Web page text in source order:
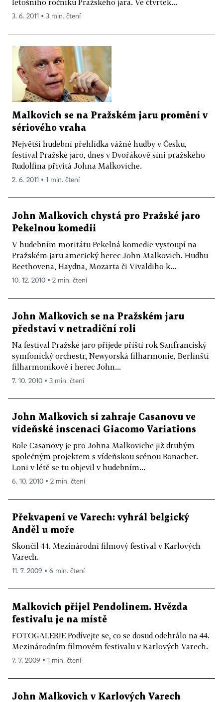
3. 6. 2011 ▪ 3 min. čtení
Malkovich se na Pražském jaru promění v
sériového vraha
Největší hudební přehlídka vážné hudby v Česku,
festival Pražské jaro, dnes v Dvořákově síni pražského
Rudolfina přivítá Johna Malkoviche.
2. 6. 2011 ▪ 1 min. čtení
John Malkovich chystá pro Pražské jaro
Pekelnou komedii
V hudebním moritátu Pekelná komedie vystoupí na
Pražském jaru americký herec John Malkovich. Hudbu
Beethovena, Haydna, Mozarta či Vivaldiho k...
10. 12. 2010 ▪ 2 min. čtení
John Malkovich se na Pražském jaru
představí v netradiční roli
Na festival Pražské jaro přijede příští rok Sanfranciský
symfonický orchestr, Newyorská filharmonie, Berlínští
filharmonikové i herec John...
7. 10. 2010 ▪ 3 min. čtení
John Malkovich si zahraje Casanovu ve
vídeňské inscenaci Giacomo Variations
Role Casanovy je pro Johna Malkoviche již druhým
společným projektem s vídeňskou scénou Ronacher.
Loni v létě se tu objevil v hudebním...
6. 10. 2010 ▪ 2 min. čtení
Překvapení ve Varech: vyhrál belgický
Anděl u moře
Skončil 44. Mezinárodní filmový festival v Karlových
Varech.
11. 7. 2009 ▪ 6 min. čtení
Malkovich přijel Pendolinem. Hvězda
festivalu je na místě
FOTOGALERIE Podívejte se, co se dosud odehrálo na 44.
Mezinárodním filmovém festivalu v Karlových Varech.
7. 7. 2009 ▪ 1 min. čtení
John Malkovich v Karlových Varech